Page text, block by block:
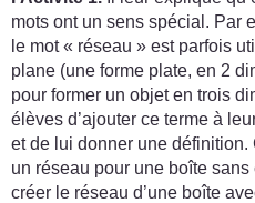
mots ont un sens spécial. Par
le mot « réseau » est parfois
plane (une forme plate, en 2
pour former un objet en trois
élèves d’ajouter ce terme à
et de lui donner une
un réseau pour une boîte
créer le réseau d’une boîte